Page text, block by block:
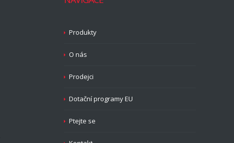
Produkty
O nás
Prodejci
Dotační programy EU
Ptejte se